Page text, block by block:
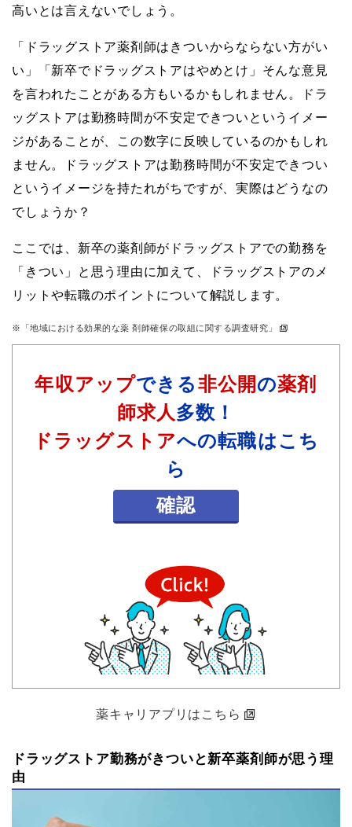
高いとは言えないでしょう。
「ドラッグストア薬剤師はきついからならない方がい
い」「新卒でドラッグストアはやめとけ」そんな意見
を言われたことがある方もいるかもしれません。ドラ
ッグストアは勤務時間が不安定できついというイメー
ジがあることが、この数字に反映しているのかもしれ
ません。ドラッグストアは勤務時間が不安定できつい
というイメージを持たれがちですが、実際はどうなの
でしょうか？
ここでは、新卒の薬剤師がドラッグストアでの勤務を
「きつい」と思う理由に加えて、ドラッグストアのメ
リットや転職のポイントについて解説します。
※ 「地域における効果的な薬 剤師確保の取組に関する調査研究」
年収アップできる非公開の薬剤
師求人多数！
ドラッグストアへの転職はこち
ら
確認
薬キャリアプリはこちら
ドラッグストア勤務がきついと新卒薬剤師が思う理
由